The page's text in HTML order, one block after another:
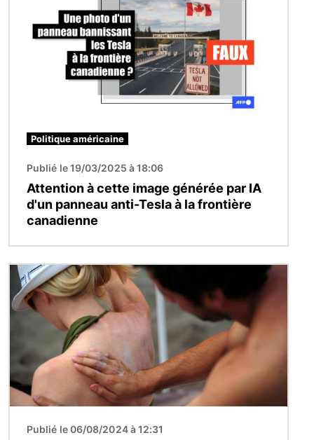
Politique américaine
Publié le 19/03/2025 à 18:06
Attention à cette image générée par IA
d'un panneau anti-Tesla à la frontière
canadienne
Image
Publié le 06/08/2024 à 12:31